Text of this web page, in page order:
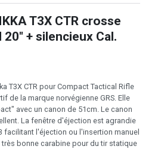
T3X CTR crosse
20" + silencieux Cal.
T3X CTR pour Compact Tactical Rifle
de la marque norvégienne GRS. Elle
avec un canon de 51cm. Le canon
La fenêtre d'éjection est agrandie
facilitant l'éjection ou l'insertion manuel
bonne carabine pour du tir statique